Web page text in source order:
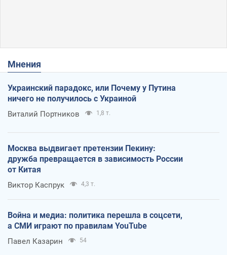
Мнения
Украинский парадокс, или Почему у Путина
ничего не получилось с Украиной
Виталий Портников 1,8 т.
Москва выдвигает претензии Пекину:
дружба превращается в зависимость России
от Китая
Виктор Каспрук 4,3 т.
Война и медиа: политика перешла в соцсети,
а СМИ играют по правилам YouTube
Павел Казарин 54